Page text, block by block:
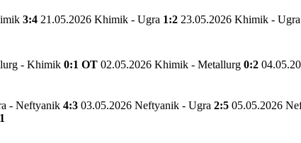
3:4 21.05.2026 Khimik - Ugra 1:2 23.05.2026 Khimik - Ugra
- Khimik 0:1 OT 02.05.2026 Khimik - Metallurg 0:2
- Neftyanik 4:3 03.05.2026 Neftyanik - Ugra 2:5 05.05.2026